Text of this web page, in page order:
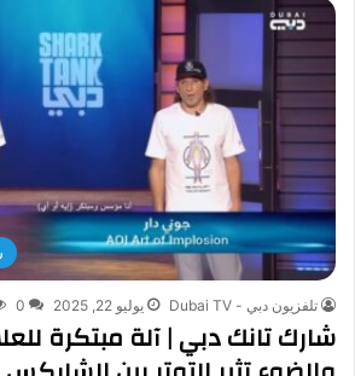
تلفزيون دبي - Dubai TV يوليو 22, 2025 0
شارك تانك دبي | آلة مبتكرة